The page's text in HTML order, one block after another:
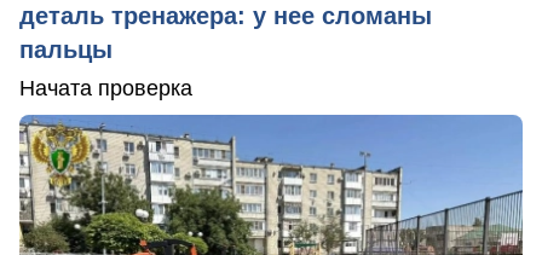
деталь тренажера: у нее сломаны
пальцы
Начата проверка